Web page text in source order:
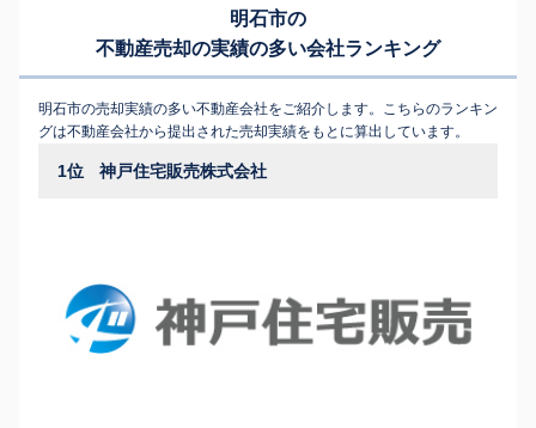
明石市の
不動産売却の実績の多い会社ランキング
明石市の売却実績の多い不動産会社をご紹介します。こちらのランキン
グは不動産会社から提出された売却実績をもとに算出しています。
1位 神戸住宅販売株式会社